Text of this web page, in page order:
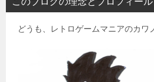
どうも、レトロゲームマニアのカワ